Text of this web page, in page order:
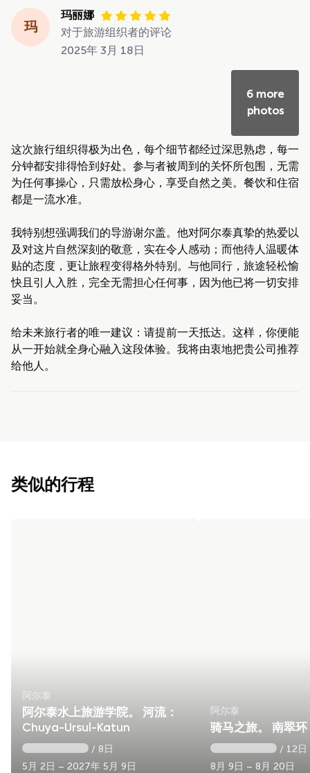
玛
玛丽娜
对于旅游组织者的评论
2025年 3月 18日
6 more
photos
这次旅行组织得极为出色，每个细节都经过深思熟虑，每一
分钟都安排得恰到好处。参与者被周到的关怀所包围，无需
为任何事操心，只需放松身心，享受自然之美。餐饮和住宿
都是一流水准。
我特别想强调我们的导游谢尔盖。他对阿尔泰真挚的热爱以
及对这片自然深刻的敬意，实在令人感动；而他待人温暖体
贴的态度，更让旅程变得格外特别。与他同行，旅途轻松愉
快且引人入胜，完全无需担心任何事，因为他已将一切安排
妥当。
给未来旅行者的唯一建议：请提前一天抵达。这样，你便能
从一开始就全身心融入这段体验。我将由衷地把贵公司推荐
给他人。
类似的行程
阿尔泰
阿尔泰水上旅游学院。 河流：
Chuya-Ursul-Katun
/ 8日
5月 2日 – 2027年 5月 9日
阿尔泰
骑马之旅。 南翠环
/ 12日
8月 9日 – 8月 20日